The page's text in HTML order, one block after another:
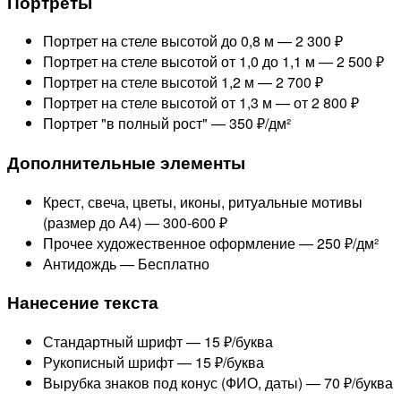
Портрет на стеле высотой до 0,8 м —2 300 ₽
Портрет на стеле высотой от 1,0 до 1,1 м —2 500 ₽
Портрет на стеле высотой 1,2 м —2 700 ₽
Портрет на стеле высотой от 1,3 м —от 2 800 ₽
Портрет "в полный рост" —350 ₽/дм²
Дополнительные элементы
Крест, свеча, цветы, иконы, ритуальные мотивы
(размер до А4) —300-600 ₽
Прочее художественное оформление —250 ₽/дм²
Антидождь — Бесплатно
Нанесение текста
Стандартный шрифт — 15 ₽/буква
Рукописный шрифт — 15 ₽/буква
Вырубка знаков под конус (ФИО, даты) —70 ₽/буква